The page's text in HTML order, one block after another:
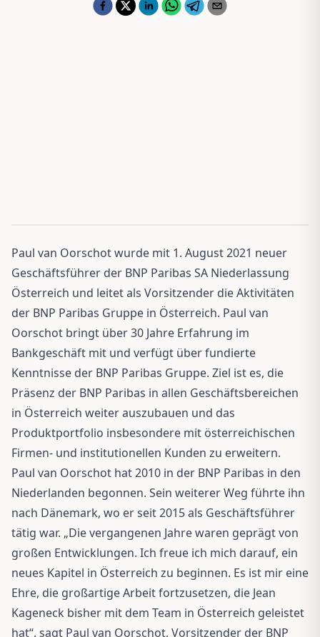
Paul van Oorschot wurde mit 1. August 2021 neuer
Geschäftsführer der BNP Paribas SA Niederlassung
Österreich und leitet als Vorsitzender die Aktivitäten
der BNP Paribas Gruppe in Österreich. Paul van
Oorschot bringt über 30 Jahre Erfahrung im
Bankgeschäft mit und verfügt über fundierte
Kenntnisse der BNP Paribas Gruppe. Ziel ist es, die
Präsenz der BNP Paribas in allen Geschäftsbereichen
in Österreich weiter auszubauen und das
Produktportfolio insbesondere mit österreichischen
Firmen- und institutionellen Kunden zu erweitern.
Paul van Oorschot hat 2010 in der BNP Paribas in den
Niederlanden begonnen. Sein weiterer Weg führte ihn
nach Dänemark, wo er seit 2015 als Geschäftsführer
tätig war. „Die vergangenen Jahre waren geprägt von
großen Entwicklungen. Ich freue ich mich darauf, ein
neues Kapitel in Österreich zu beginnen. Es ist mir eine
Ehre, die großartige Arbeit fortzusetzen, die Jean
Kageneck bisher mit dem Team in Österreich geleistet
hat“, sagt Paul van Oorschot, Vorsitzender der BNP